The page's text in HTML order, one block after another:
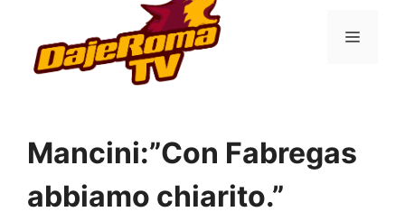
contenuto
MENU
Mancini:”Con Fabregas
abbiamo chiarito.”